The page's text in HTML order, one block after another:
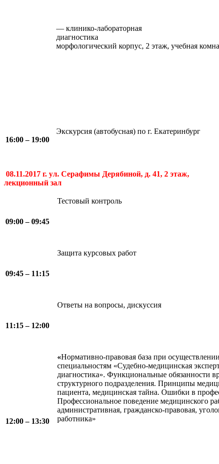
— клинико-лабораторная
морфологический корпус, 2 этаж, учебная
16:00 – 19:00
Экскурсия (автобусная) по г. Екатеринбург
08.11.2017 г. ул. Серафимы Дерябиной, д. 41, 2 этаж,
лекционный зал
09:00 – 09:45
Тестовый контроль
09:45 – 11:15
Защита курсовых работ
11:15 – 12:00
Ответы на вопросы, дискуссия
12:00 – 13:30
«Нормативно-правовая база при
специальностям «Судебно-медицинская
диагностика». Функциональные обязанности
структурного подразделения. Принципы
пациента, медицинская тайна. Ошибки в
Профессиональное поведение медицинского
административная, гражданско-правовая,
работника»